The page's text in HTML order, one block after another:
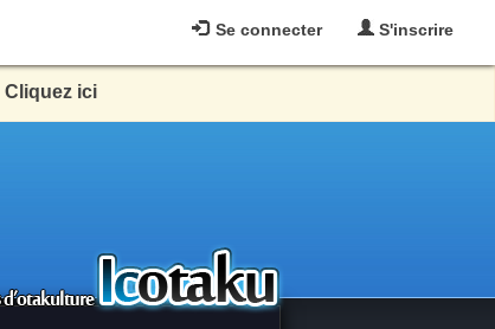
Se connecter S'inscrire
Cliquez ici